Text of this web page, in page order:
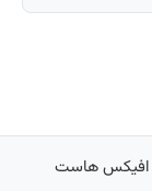
افیکس هاست